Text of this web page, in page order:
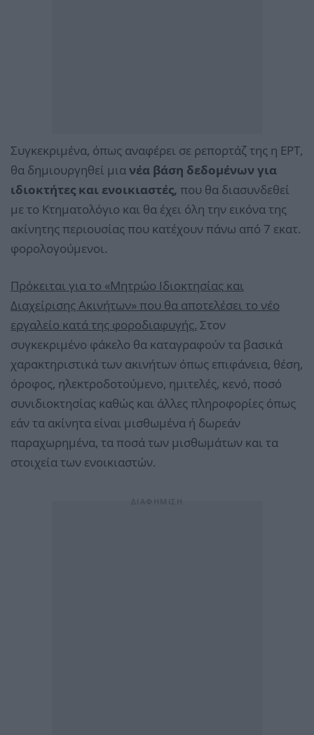
Συγκεκριμένα, όπως αναφέρει σε ρεπορτάζ της η ΕΡΤ,
θα δημιουργηθεί μιανέα βάση δεδομένων για
ιδιοκτήτες και ενοικιαστές, που θα διασυνδεθεί
με το Κτηματολόγιο και θα έχει όλη την εικόνα της
ακίνητης περιουσίας που κατέχουν πάνω από 7 εκατ.
φορολογούμενοι.
Πρόκειται για το «Μητρώο Ιδιοκτησίας και
Διαχείρισης Ακινήτων» που θα αποτελέσει το νέο
εργαλείο κατά της φοροδιαφυγής. Στον
συγκεκριμένο φάκελο θα καταγραφούν τα βασικά
χαρακτηριστικά των ακινήτων όπως επιφάνεια, θέση,
όροφος, ηλεκτροδοτούμενο, ημιτελές, κενό, ποσό
συνιδιοκτησίας καθώς και άλλες πληροφορίες όπως
εάν τα ακίνητα είναι μισθωμένα ή δωρεάν
παραχωρημένα, τα ποσά των μισθωμάτων και τα
στοιχεία των ενοικιαστών.